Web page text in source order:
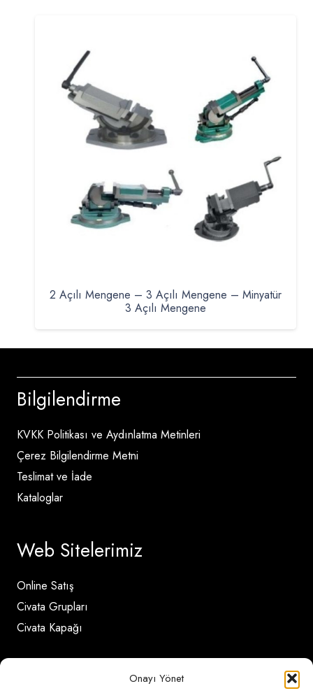
Onayı Yönet
2 Açılı Mengene – 3 Açılı Mengene – Minyatür
3 Açılı Mengene
Bilgilendirme
KVKK Politikası ve Aydınlatma Metinleri
Çerez Bilgilendirme Metni
Teslimat ve İade
Kataloglar
Web Sitelerimiz
Online Satış
Civata Grupları
Civata Kapağı
İletişim Detayları